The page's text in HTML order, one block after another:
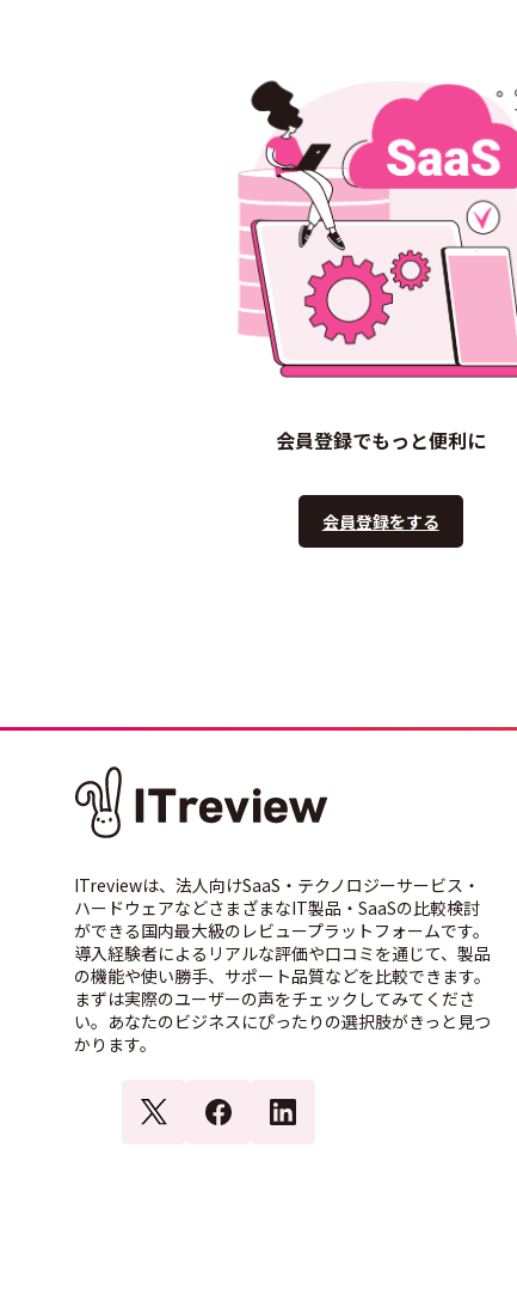
会員登録でもっと便利に
会員登録をする
ITreviewは、法人向けSaaS・テクノロジーサービス・
ハードウェアなどさまざまなIT製品・SaaSの比較検討
ができる国内最大級のレビュープラットフォームです。
導入経験者によるリアルな評価や口コミを通じて、製品
の機能や使い勝手、サポート品質などを比較できます。
まずは実際のユーザーの声をチェックしてみてくださ
い。あなたのビジネスにぴったりの選択肢がきっと見つ
かります。